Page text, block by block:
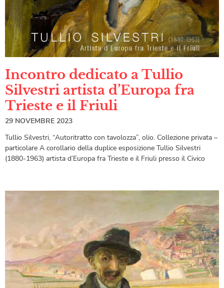
Incontro dedicato a Tullio
Silvestri artista d’Europa fra
Trieste e il Friuli​
29 NOVEMBRE 2023
Tullio Silvestri, “Autoritratto con tavolozza”, olio. Collezione privata –
particolare A corollario della duplice esposizione Tullio Silvestri
(1880-1963) artista d’Europa fra Trieste e il Friuli presso il Civico